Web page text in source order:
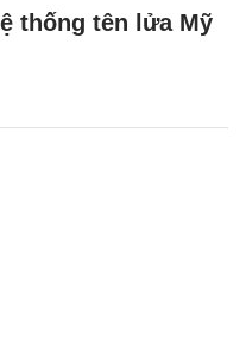
thống tên lửa Mỹ